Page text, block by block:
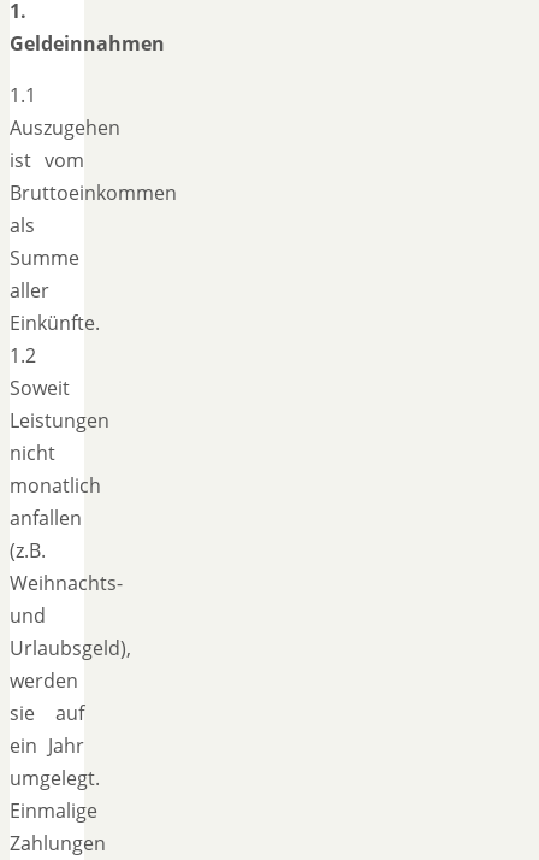
1.
Geldeinnahmen
1.1
Auszugehen
ist vom
Bruttoeinkommen
als
Summe
aller
Einkünfte.
1.2
Soweit
Leistungen
nicht
monatlich
anfallen
(z.B.
Weihnachts-
und
Urlaubsgeld),
werden
sie auf
ein Jahr
umgelegt.
Einmalige
Zahlungen